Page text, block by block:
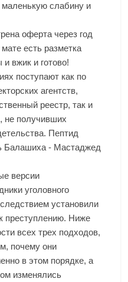
маленькую слабину и
оферта через год
есть разметка
и вжик и готово!
поступают как по
агентств,
реестр, так и
не получивших
Пептид
Балашиха - Мастаджед
версии
уголовного
установили
преступлению. Ниже
всех трех подходов,
почему они
в этом порядке, а
изменялись